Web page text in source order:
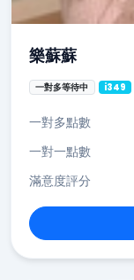
樂蘇蘇
一對多等待中 i349
一對多點數
一對一點數
滿意度評分